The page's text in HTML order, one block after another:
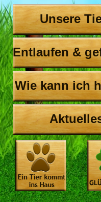
Unsere
Entlaufen &
Wie kann ich